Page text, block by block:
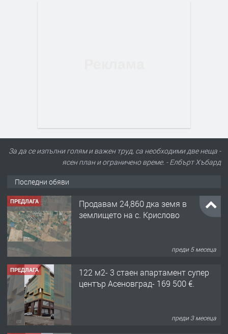
За да се изпълни голям и важен труд, са необходими две неща -
ясен план и ограничено време. - Елбърт Хъбард
Последни обяви
ПРЕДЛАГА
Продавам 24,860 дка земя в
землището на с. Крислово
преди 5 месеца
ПРЕДЛАГА
122 м2- 3 стаен апартамент супер
център Асеновград- 169 500 €.
преди 3 месеца